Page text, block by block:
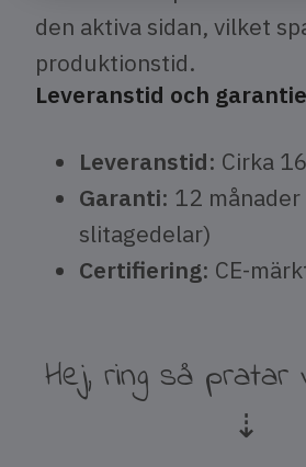
den aktiva sidan, vilket
produktionstid.
Leveranstid och
Leveranstid: Cirka
Garanti: 12
slitagedelar)
Certifiering: CE-
Hej, ring så pratar
​​​​​​​⇣